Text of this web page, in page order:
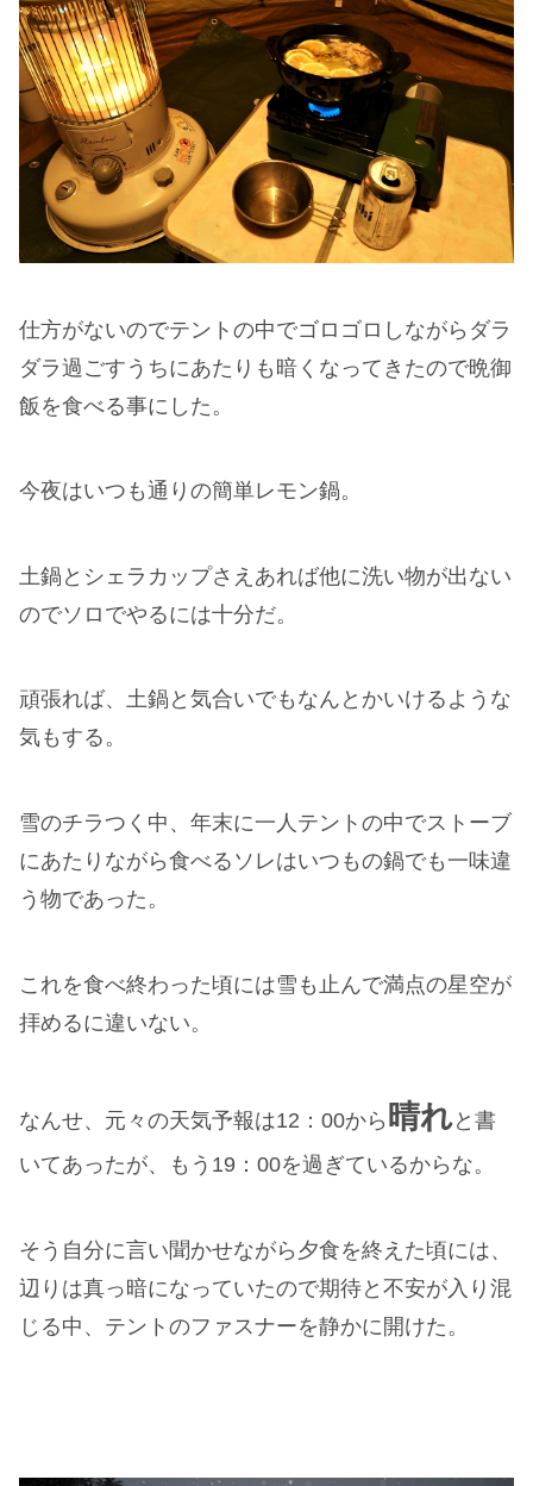
仕方がないのでテントの中でゴロゴロしながらダラ
ダラ過ごすうちにあたりも暗くなってきたので晩御
飯を食べる事にした。
今夜はいつも通りの簡単レモン鍋。
土鍋とシェラカップさえあれば他に洗い物が出ない
のでソロでやるには十分だ。
頑張れば、土鍋と気合いでもなんとかいけるような
気もする。
雪のチラつく中、年末に一人テントの中でストーブ
にあたりながら食べるソレはいつもの鍋でも一味違
う物であった。
これを食べ終わった頃には雪も止んで満点の星空が
拝めるに違いない。
なんせ、元々の天気予報は12：00から 晴れと書
いてあったが、もう19：00を過ぎているからな。
そう自分に言い聞かせながら夕食を終えた頃には、
辺りは真っ暗になっていたので期待と不安が入り混
じる中、テントのファスナーを静かに開けた。